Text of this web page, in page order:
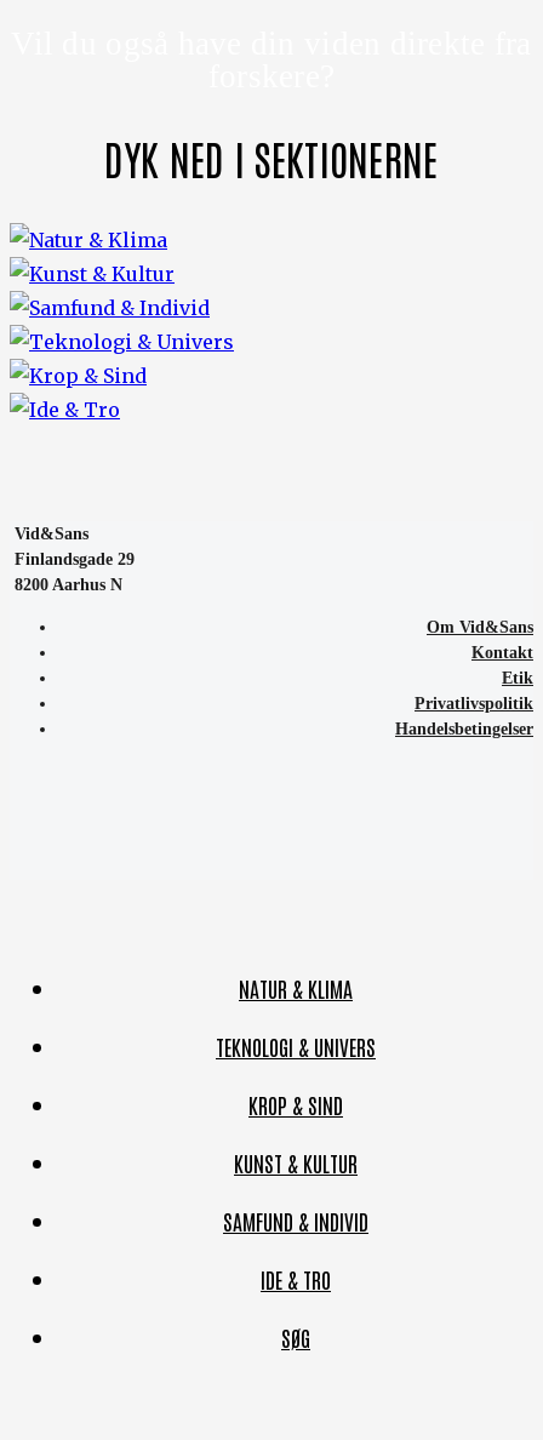
DYK NED I SEKTIONERNE
Vid&Sans
Finlandsgade 29
8200 Aarhus N
Om Vid&Sans
Kontakt
Etik
Privatlivspolitik
Handelsbetingelser
NATUR & KLIMA
TEKNOLOGI & UNIVERS
KROP & SIND
KUNST & KULTUR
SAMFUND & INDIVID
IDE & TRO
SØG